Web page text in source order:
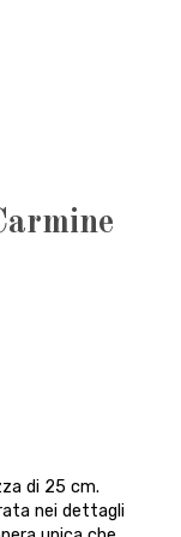
di 25 cm.
nei dettagli